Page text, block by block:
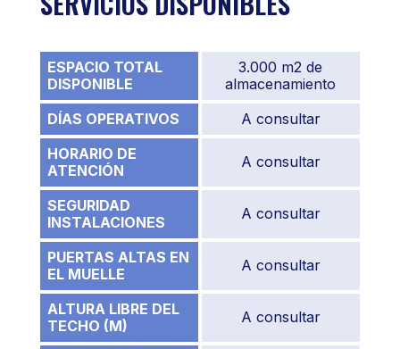
ESPACIO TOTAL
DISPONIBLE
3.000 m2 de
almacenamiento
DÍAS OPERATIVOS
A consultar
HORARIO DE
ATENCIÓN
A consultar
SEGURIDAD
INSTALACIONES
A consultar
PUERTAS ALTAS EN
EL MUELLE
A consultar
ALTURA LIBRE DEL
TECHO (M)
A consultar